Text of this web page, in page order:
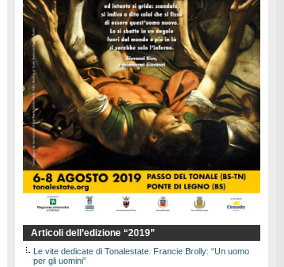
Articoli dell’edizione “2019”
Le vite dedicate di Tonalestate. Francie Brolly: “Un uomo
per gli uomini”